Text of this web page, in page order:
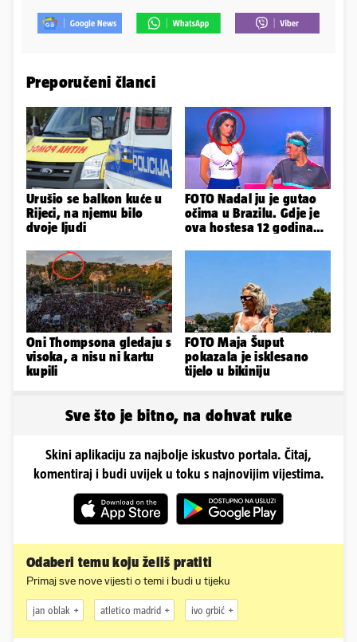
Preporučeni članci
Urušio se balkon kuće u
Rijeci, na njemu bilo
dvoje ljudi
FOTO Nadal ju je gutao
očima u Brazilu. Gdje je
ova hostesa 12 godina
Oni Thompsona gledaju s
visoka, a nisu ni kartu
kupili
FOTO Maja Šuput
pokazala je isklesano
tijelo u bikiniju
Sve što je bitno, na dohvat ruke
Skini aplikaciju za najbolje iskustvo portala. Čitaj,
komentiraj i budi uvijek u toku s najnovijim vijestima.
Odaberi temu koju želiš pratiti
Primaj sve nove vijesti o temi i budi u tijeku
jan oblak atletico madrid ivo grbić